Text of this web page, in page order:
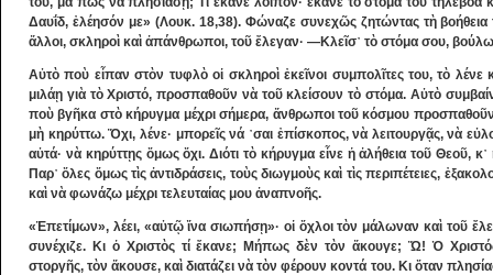
Δαυΐδ, ἐλέησόν με» (Λουκ. 18,38). Φώναζε συνεχῶς ζητώντας τὴ
ἄλλοι, σκληροὶ καὶ ἀπάνθρωποι, τοῦ ἔλεγαν· ―Κλεῖσ᾿ τὸ στόμα σου,
Αὐτὸ ποὺ εἶπαν στὸν τυφλὸ οἱ σκληροὶ ἐκεῖνοι συμπολῖτες του, τὸ
μιλάῃ γιὰ τὸ Χριστό, προσπαθοῦν νὰ τοῦ κλείσουν τὸ στόμα. Αὐτὸ
ποὺ βγῆκα στὸ κήρυγμα μέχρι σήμερα, ἄνθρωποι τοῦ κόσμου
μὴ κηρύττω. Ὄχι, λένε· μπορεῖς νά ᾿σαι ἐπίσκοπος, νὰ λειτουργᾷς, νὰ
αὐτά· νὰ κηρύττῃς ὅμως ὄχι. Διότι τὸ κήρυγμα εἶνε ἡ ἀλήθεια τοῦ Θεοῦ,
Παρ᾿ ὅλες ὅμως τὶς ἀντιδράσεις, τοὺς διωγμοὺς καὶ τὶς περιπέτειες,
καὶ νὰ φωνάζω μέχρι τελευταίας μου ἀναπνοῆς.
«Ἐπετίμων», λέει, «αὐτῷ ἵνα σιωπήσῃ»· οἱ ὄχλοι τὸν μάλωναν καὶ τοῦ
συνέχιζε. Κι ὁ Χριστὸς τί ἔκανε; Μήπως δὲν τὸν ἄκουγε; Ὤ! Ὁ
στοργῆς, τὸν ἄκουσε, καὶ διατάζει νὰ τὸν φέρουν κοντά του. Κι ὅταν